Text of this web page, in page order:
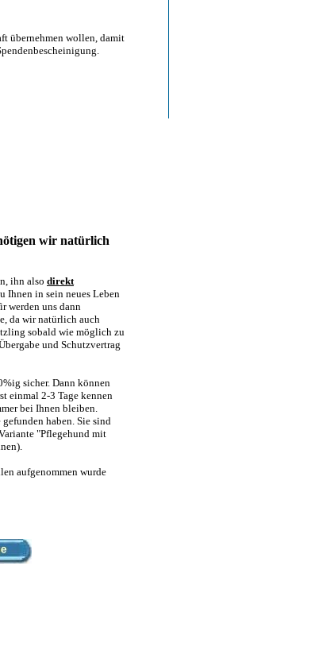
übernehmen wollen, damit
wir natürlich
ihn also direkt
Ihnen in sein neues Leben
werden uns dann
da wir natürlich auch
sobald wie möglich zu
und Schutzvertrag
sicher. Dann können
einmal 2-3 Tage kennen
bei Ihnen bleiben.
haben. Sie sind
"Pflegehund mit
aufgenommen wurde